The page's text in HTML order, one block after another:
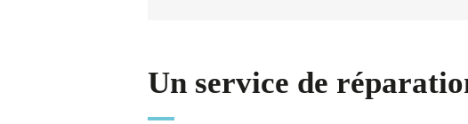
Un service de